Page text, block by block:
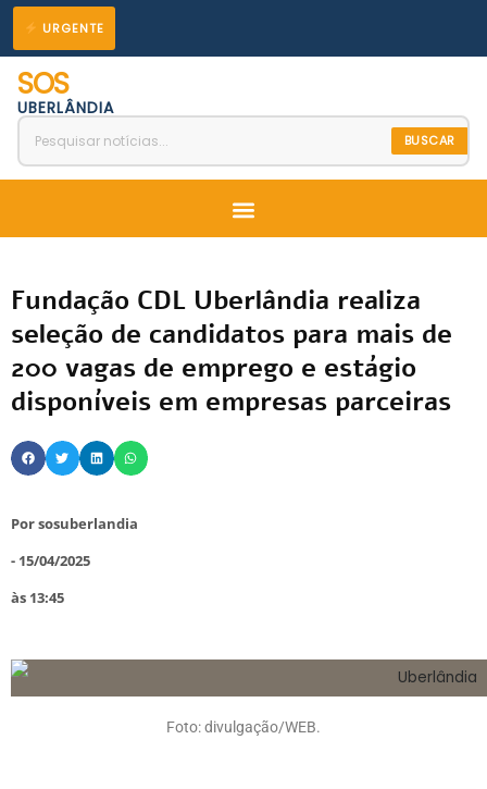
para
conteúdo
URGENTE
SOS
UBERLÂNDIA
BUSCAR
Menu
Fundação CDL Uberlândia realiza
seleção de candidatos para mais de
200 vagas de emprego e estágio
disponíveis em empresas parceiras
Porsosuberlandia
- 15/04/2025
às 13:45
Foto: divulgação/WEB.